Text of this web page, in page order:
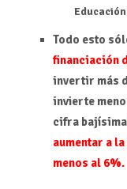
Todo esto
financiación
invertir más
invierte
cifra
aumentar a
menos al 6%.